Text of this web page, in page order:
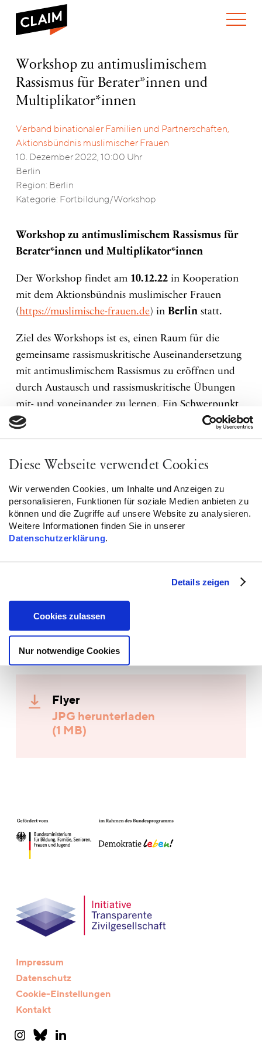
Diese Webseite verwendet Cookies
Wir verwenden Cookies, um Inhalte und Anzeigen zu
personalisieren, Funktionen für soziale Medien anbieten zu
können und die Zugriffe auf unsere Website zu analysieren.
Weitere Informationen finden Sie in unserer
Datenschutzerklärung.
Details zeigen
Cookies zulassen
Nur notwendige Cookies
ARBEITEN BEI CLAIM
TRANSPARENZ
WAS WIR TUN
NEWS
VERANSTALTUNGEN
Workshop
antimuslimischem
Rassismus
Multiplikator*innen
Workshop zu antimuslimischem
Rassismus für Berater*innen und
Multiplikator*innen
Verband binationaler Familien und Partnerschaften,
Aktionsbündnis muslimischer Frauen
10. Dezember 2022, 10:00 Uhr
Berlin
Region: Berlin
Kategorie: Fortbildung/Workshop
Workshop zu antimuslimischem Rassismus für
Berater*innen und Multiplikator*innen
Der Workshop findet am 10.12.22in Kooperation
mit dem Aktionsbündnis muslimischer Frauen
(https://muslimische-frauen.de) in Berlinstatt.
Ziel des Workshops ist es, einen Raum für die
gemeinsame rassismuskritische Auseinandersetzung
mit antimuslimischem Rassismus zu eröffnen und
durch Austausch und rassismuskritische Übungen
mit- und voneinander zu lernen. Ein Schwerpunkt
des Workshops liegt dabei auf Verflechtungen von
ihrer Arbeit Menschen, die von antimuslimischem
Rassismus betroffen sind, unterstützen.
Mehr Informationen über uns:https://binational-
leipzig.de
, genaue Adresse wird nach
Anmeldung bekannt gegeben.
loinaz@verband-binationaler.de
Die Teilnehmendenzahl ist begrenzt.
Flyer
JPG herunterladen
(1 MB)
Impressum
Datenschutz
Cookie-Einstellungen
Kontakt